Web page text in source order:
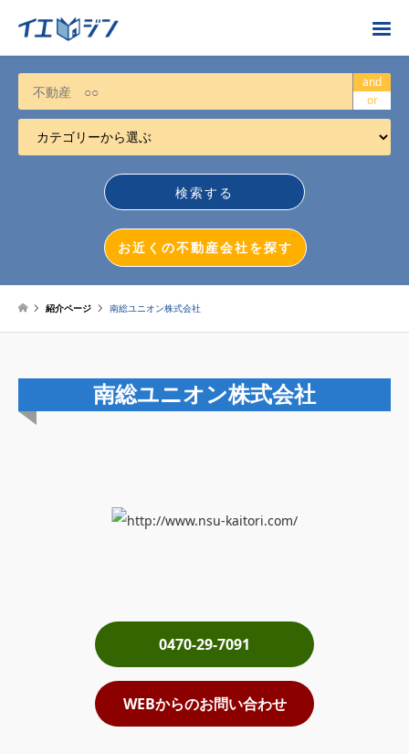
お近くの不動産会社を探す
カテゴリーから選ぶ
不動産売却
不動産投資
マンション売却
土地売却
利用規約について
掲載受付窓口はこちら
and
or
お近くの不動産会社を探す
紹介ページ 南総ユニオン株式会社
南総ユニオン株式会社
0470-29-7091
WEBからのお問い合わせ